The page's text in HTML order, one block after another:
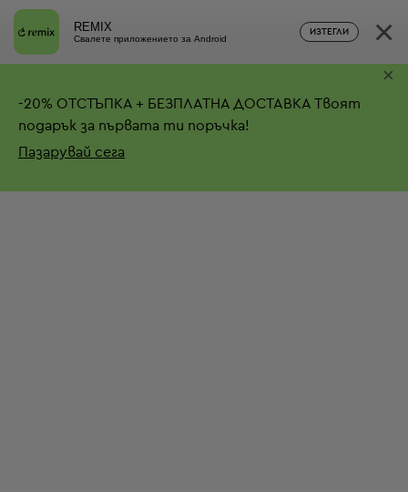
REMIX
Свалете приложението за Android
ИЗТЕГЛИ ×
-20% ОТСТЪПКА + БЕЗПЛАТНА ДОСТАВКА Твоят
подарък за първата ти поръчка!
Пазарувай сега
×